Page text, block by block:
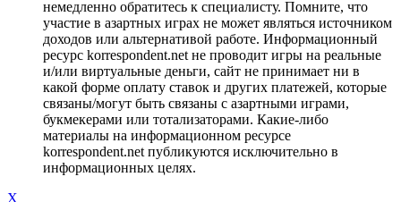
немедленно обратитесь к специалисту. Помните, что
участие в азартных играх не может являться источником
доходов или альтернативой работе. Информационный
ресурс korrespondent.net не проводит игры на реальные
и/или виртуальные деньги, сайт не принимает ни в
какой форме оплату ставок и других платежей, которые
связаны/могут быть связаны с азартными играми,
букмекерами или тотализаторами. Какие-либо
материалы на информационном ресурсе
korrespondent.net публикуются исключительно в
информационных целях.
X